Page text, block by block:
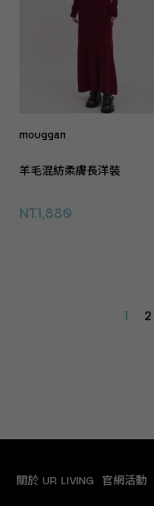
mouggan
羊毛混紡柔膚長洋裝
NT.1,880
1 2
關於 UR LIVING 官網活動